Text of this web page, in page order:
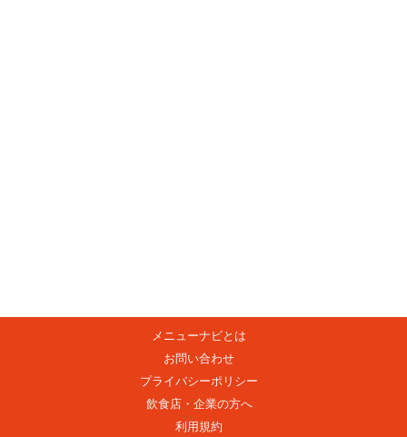
メニューナビとは
お問い合わせ
プライバシーポリシー
飲食店・企業の方へ
利用規約